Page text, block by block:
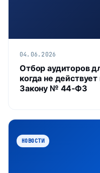
04.06.2026
Отбор аудиторов
когда не
Закону № 44‑ФЗ
НОВОСТИ